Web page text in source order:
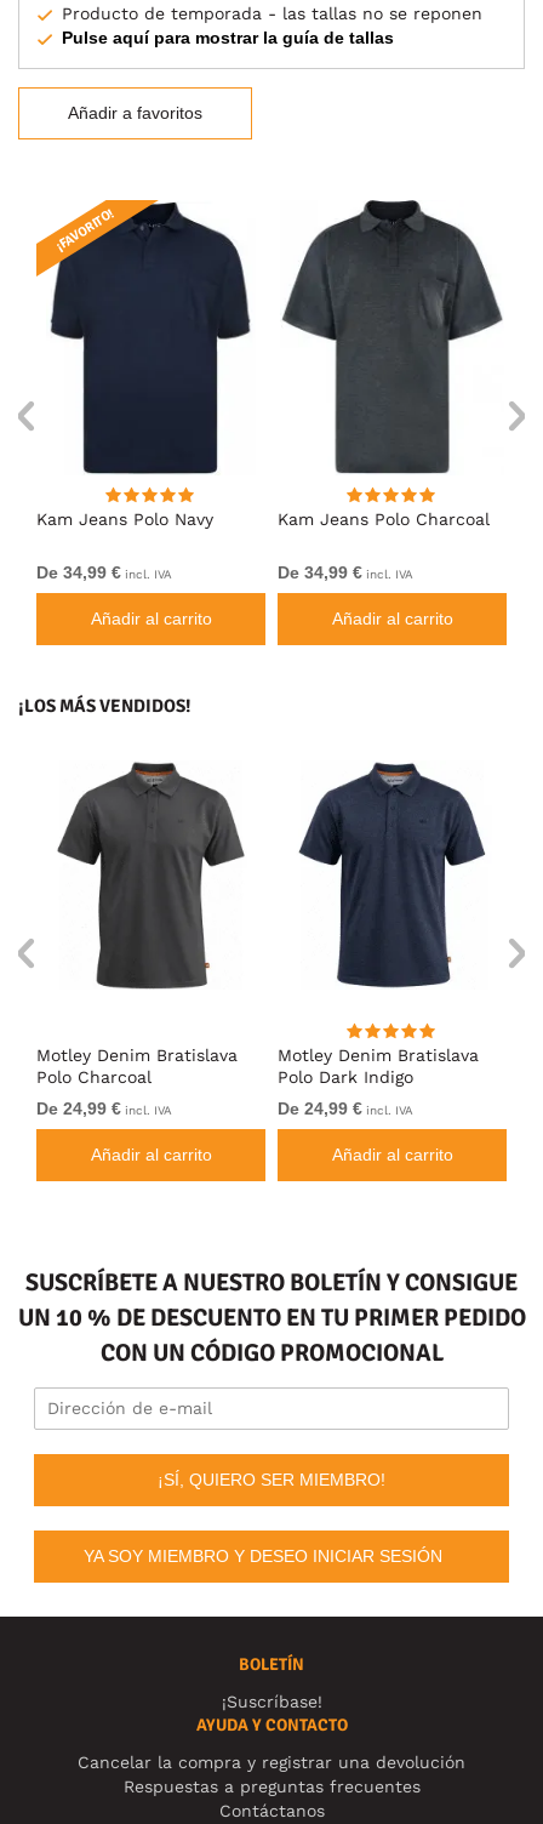
Producto de temporada - las tallas no se reponen
Pulse aquí para mostrar la guía de tallas
Añadir a favoritos
Kam Jeans Polo Navy
¡FAVORITO!
De 34,99 € incl. IVA
Añadir al carrito
Kam Jeans Polo Charcoal
De 34,99 € incl. IVA
Añadir al carrito
¡LOS MÁS VENDIDOS!
Motley Denim Bratislava
Polo Charcoal
De 24,99 € incl. IVA
Añadir al carrito
Motley Denim Bratislava
Polo Dark Indigo
De 24,99 € incl. IVA
Añadir al carrito
SUSCRÍBETE A NUESTRO BOLETÍN Y CONSIGUE
UN 10 % DE DESCUENTO EN TU PRIMER PEDIDO
CON UN CÓDIGO PROMOCIONAL
¡SÍ, QUIERO SER MIEMBRO!
YA SOY MIEMBRO Y DESEO INICIAR SESIÓN
BOLETÍN
¡Suscríbase!
AYUDA Y CONTACTO
Cancelar la compra y registrar una devolución
Respuestas a preguntas frecuentes
Contáctanos